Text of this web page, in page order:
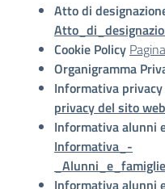
Atto di
Cookie Policy
Organigramma
Informativa
privacy del sito web
Informativa alunni
Informativa_-
Informativa alunni